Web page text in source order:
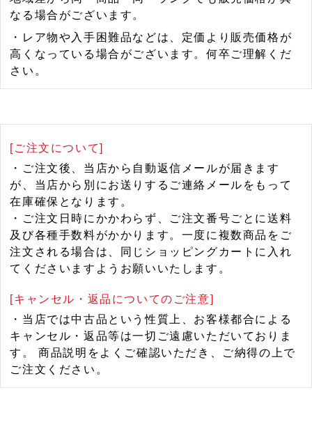
なる場合がございます。
・レア物や入手困難品などは、定価より販売価格が
高くなっている場合がございます。何卒ご理解くだ
さい。
[ご注文について]
・ご注文後、当店から自動返信メールが届きます
が、当店から別にお送りするご連絡メールをもって
在庫確保となります。
・ご注文日時にかかわらず、ご注文番号ごとに送料
及び各種手数料がかかります。一度に複数商品をご
注文される場合は、同じショッピングカートに入れ
てくださいますようお願いいたします。
[キャンセル・返品についてのご注意]
・当店では中古品という性質上、お客様都合による
キャンセル・返品等は一切ご遠慮いただいておりま
す。 商品説明をよくご確認いただき、ご納得の上で
ご注文ください。